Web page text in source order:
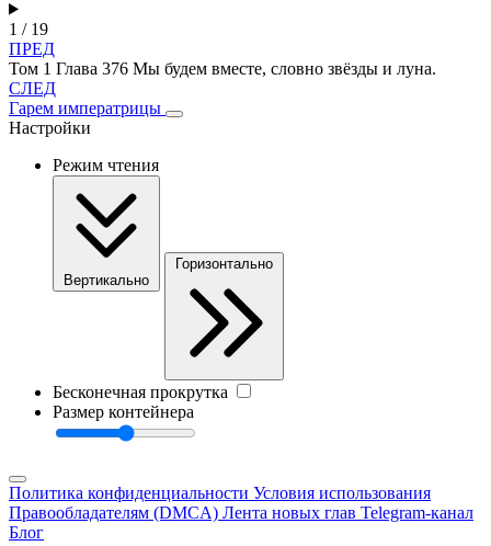
1 / 19
ПРЕД
Том 1 Глава 376 Мы будем вместе, словно звёзды и луна.
СЛЕД
Гарем императрицы
Настройки
Режим чтения
Вертикально
Горизонтально
Бесконечная прокрутка
Размер контейнера
Политика конфиденциальности Условия использования
Правообладателям (DMCA) Лента новых глав Telegram-канал
Блог